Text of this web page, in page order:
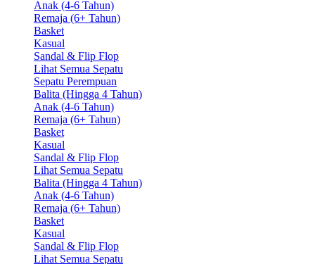
Anak (4-6 Tahun)
Remaja (6+ Tahun)
Basket
Kasual
Sandal & Flip Flop
Lihat Semua Sepatu
Sepatu Perempuan
Balita (Hingga 4 Tahun)
Anak (4-6 Tahun)
Remaja (6+ Tahun)
Basket
Kasual
Sandal & Flip Flop
Lihat Semua Sepatu
Balita (Hingga 4 Tahun)
Anak (4-6 Tahun)
Remaja (6+ Tahun)
Basket
Kasual
Sandal & Flip Flop
Lihat Semua Sepatu